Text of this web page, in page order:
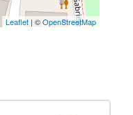
Leaflet | ©OpenStreetMap